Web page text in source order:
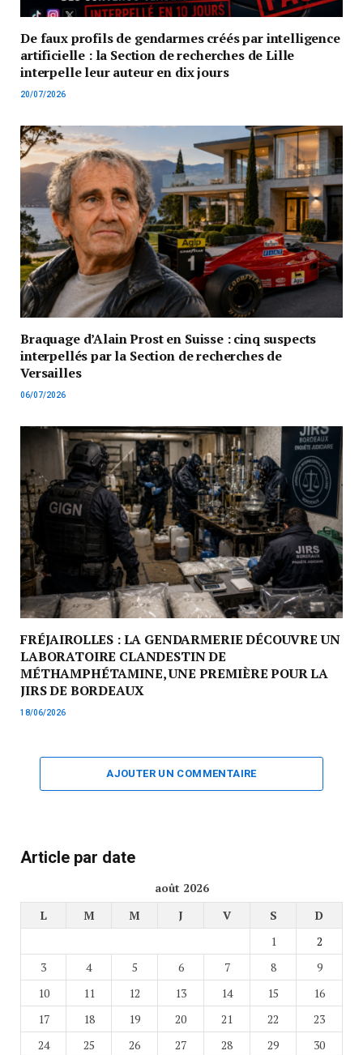
De faux profils de gendarmes créés par intelligence
artificielle : la Section de recherches de Lille
interpelle leur auteur en dix jours
20/07/2026
Braquage d’Alain Prost en Suisse : cinq suspects
interpellés par la Section de recherches de
Versailles
06/07/2026
FRÉJAIROLLES : LA GENDARMERIE DÉCOUVRE UN
LABORATOIRE CLANDESTIN DE
MÉTHAMPHÉTAMINE, UNE PREMIÈRE POUR LA
JIRS DE BORDEAUX
18/06/2026
AJOUTER UN COMMENTAIRE
Article par date
août 2026
L
M M J V S
D
1
2
3
4 5 6 7 8
9
10
11 12 13 14 15
16
17
18 19 20 21 22
23
24
25 26 27 28 29
30